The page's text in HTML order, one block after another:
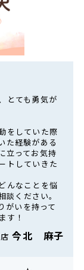
とても勇気が
をしていた際
た経験がある
立ってお気持
トしていきた
んなことを悩
ください。
がいを持って
す！
店今北 麻子